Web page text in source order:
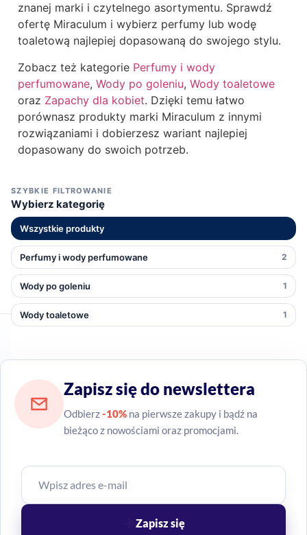
SZYBKIE FILTROWANIE
Wybierz kategorię
Wszystkie produkty
Perfumy i wody perfumowane 2
Wody po goleniu 1
Wody toaletowe 1
znanej marki i czytelnego asortymentu. Sprawdź
ofertę Miraculum i wybierz perfumy lub wodę
toaletową najlepiej dopasowaną do swojego stylu.
Zobacz też kategorie Perfumy i wody
perfumowane, Wody po goleniu, Wody toaletowe
oraz Zapachy dla kobiet. Dzięki temu łatwo
porównasz produkty marki Miraculum z innymi
rozwiązaniami i dobierzesz wariant najlepiej
dopasowany do swoich potrzeb.
Zapisz się do newslettera
Odbierz-10% na pierwsze zakupy i bądź na
bieżąco z nowościami oraz promocjami.
Zapisz się